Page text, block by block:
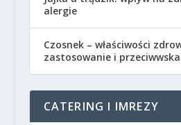
alergie
Czosnek – właściwości
zastosowanie i
CATERING I IMREZY